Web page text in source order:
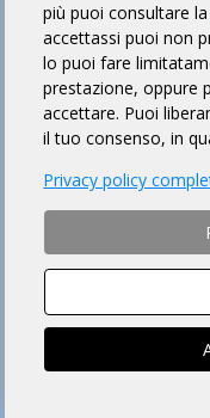
più puoi consultare
accettassi puoi non
lo puoi fare
prestazione, oppure
accettare. Puoi
il tuo consenso, in
Privacy policy